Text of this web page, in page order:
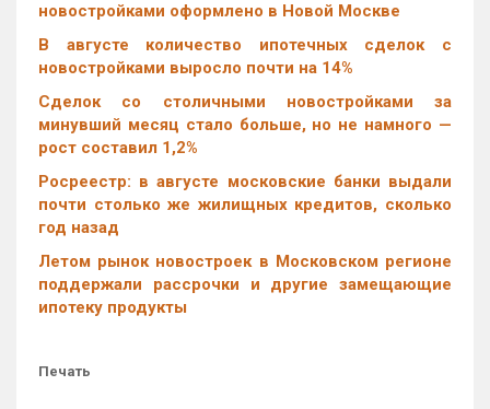
новостройками оформлено в Новой Москве
В августе количество ипотечных сделок с
новостройками выросло почти на 14%
Cделок со столичными новостройками за
минувший месяц стало больше, но не намного —
рост составил 1,2%
Росреестр: в августе московские банки выдали
почти столько же жилищных кредитов, сколько
год назад
Летом рынок новостроек в Московском регионе
поддержали рассрочки и другие замещающие
ипотеку продукты
Печать